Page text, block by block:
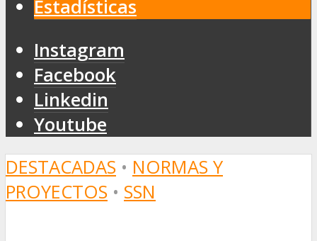
Estadísticas
Instagram
Facebook
Linkedin
Youtube
DESTACADAS • NORMAS Y
PROYECTOS • SSN